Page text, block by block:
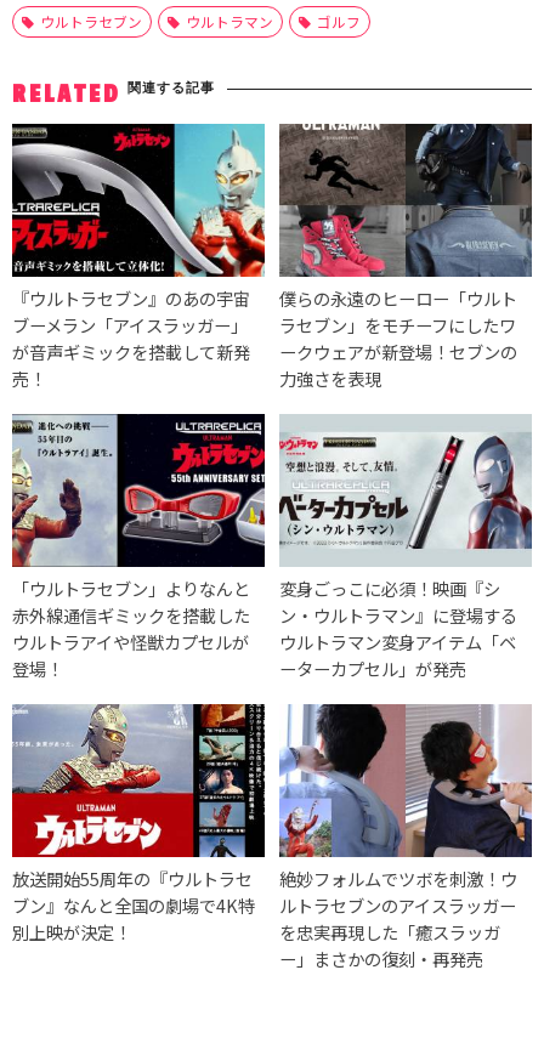
ウルトラセブン ウルトラマン ゴルフ
RELATED 関連する記事
『ウルトラセブン』のあの宇宙
ブーメラン「アイスラッガー」
が音声ギミックを搭載して新発
売！
僕らの永遠のヒーロー「ウルト
ラセブン」をモチーフにしたワ
ークウェアが新登場！セブンの
力強さを表現
「ウルトラセブン」よりなんと
赤外線通信ギミックを搭載した
ウルトラアイや怪獣カプセルが
登場！
変身ごっこに必須！映画『シ
ン・ウルトラマン』に登場する
ウルトラマン変身アイテム「ベ
ーターカプセル」が発売
放送開始55周年の『ウルトラセ
ブン』なんと全国の劇場で4K特
別上映が決定！
絶妙フォルムでツボを刺激！ウ
ルトラセブンのアイスラッガー
を忠実再現した「癒スラッガ
ー」まさかの復刻・再発売